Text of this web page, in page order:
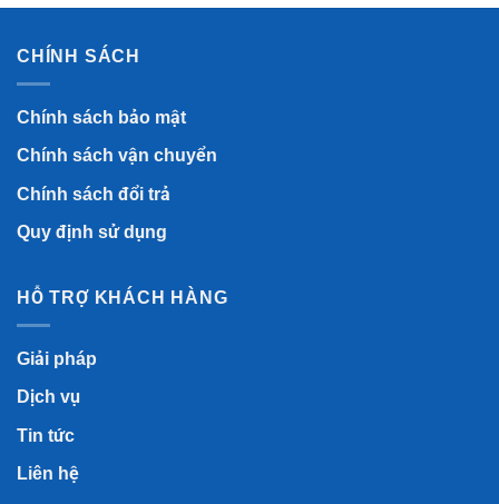
CHÍNH SÁCH
Chính sách bảo mật
Chính sách vận chuyển
Chính sách đổi trả
Quy định sử dụng
HỖ TRỢ KHÁCH HÀNG
Giải pháp
Dịch vụ
Tin tức
Liên hệ